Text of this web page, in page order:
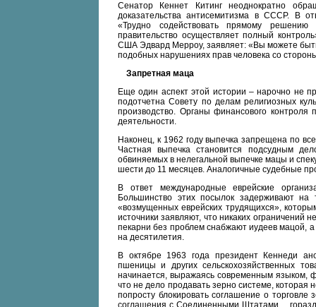
Сенатор Кеннет Китинг неоднократно
доказательства антисемитизма в СССР. В
«Трудно содействовать прямому
правительство осуществляет полный
США Эдвард Мерроу, заявляет: «Вы можете
подобных нарушениях прав человека со
Запретная маца
Еще один аспект этой истории – нарочно не
подотчетна Совету по делам религиозных
производство. Органы финансового
деятельности.
Наконец, к 1962 году выпечка запрещена по
Частная выпечка становится подсудным
обвиняемых в нелегальной выпечке мацы и
шести до 11 месяцев. Аналогичные судебные
В ответ международные еврейские
Большинство этих посылок задерживают
«возмущенных еврейских трудящихся»,
источники заявляют, что никаких ограничений
пекарни без проблем снабжают иудеев мацой,
на десятилетия.
В октябре 1963 года президент Кеннеди
пшеницы и других
начинается, выражаясь современным языком,
что не дело продавать зерно системе,
попросту блокировать соглашение о
соглашения с Соединенными Штатами…